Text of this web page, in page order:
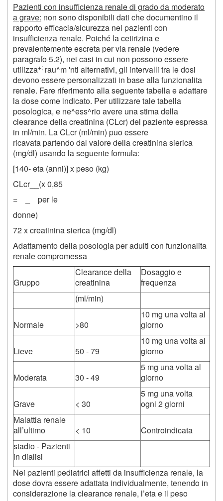
Pazienti con insufficienza renale di grado da moderato
a grave: non sono disponibili dati che documentino il
rapporto efficacia/sicurezza nei pazienti con
insufficienza renale. Poiché la cetirizina e
prevalentemente escreta per via renale (vedere
paragrafo 5.2), nei casi in cui non possono essere
utilizza+; rau^m 'nti alternativi, gli intervalli tra le dosi
devono essere personalizzati in base alla funzionalita
renale. Fare riferimento alla seguente tabella e adattare
la dose come indicato. Per utilizzare tale tabella
posologica, e ne^ess^rio avere una stima della
clearance della creatinina (CLcr) del paziente espressa
in ml/min. La CLcr (ml/min) puo essere
ricavata partendo dal valore della creatinina sierica
(mg/dl) usando la seguente formula:
[140- eta (anni)] x peso (kg)
CLcr__(x 0,85
= _ per le
donne)
72 x creatinina sierica (mg/dl)
Adattamento della posologia per adulti con funzionalita
renale compromessa
Gruppo
Clearance della
creatinina
Dosaggio e
frequenza
(ml/min)
Normale >80
10 mg una volta al
giorno
Lieve 50 - 79
10 mg una volta al
giorno
Moderata 30 - 49
5 mg una volta al
giorno
Grave < 30
5 mg una volta
ogni 2 giorni
Malattia renale
all’ultimo
< 10
Controindicata
stadio - Pazienti
in dialisi
Nei pazienti pediatrici affetti da insufficienza renale, la
dose dovra essere adattata individualmente, tenendo in
considerazione la clearance renale, l’eta e il peso